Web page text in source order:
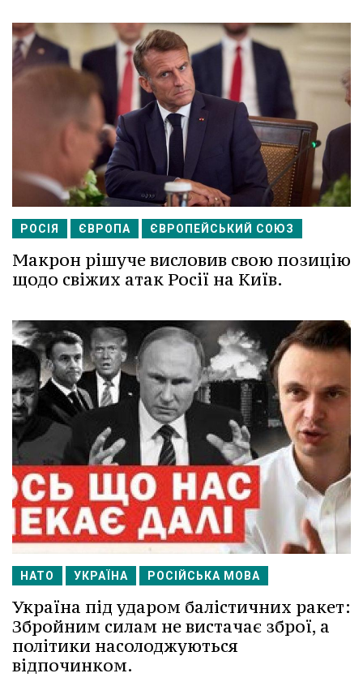
РОСІЯ ЄВРОПА ЄВРОПЕЙСЬКИЙ СОЮЗ
Макрон рішуче висловив свою позицію
щодо свіжих атак Росії на Київ.
НАТО УКРАЇНА РОСІЙСЬКА МОВА
Україна під ударом балістичних ракет:
Збройним силам не вистачає зброї, а
політики насолоджуються
відпочинком.